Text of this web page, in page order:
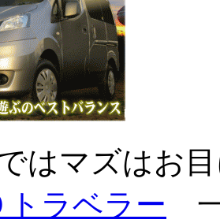
はマズはお
トラベラー